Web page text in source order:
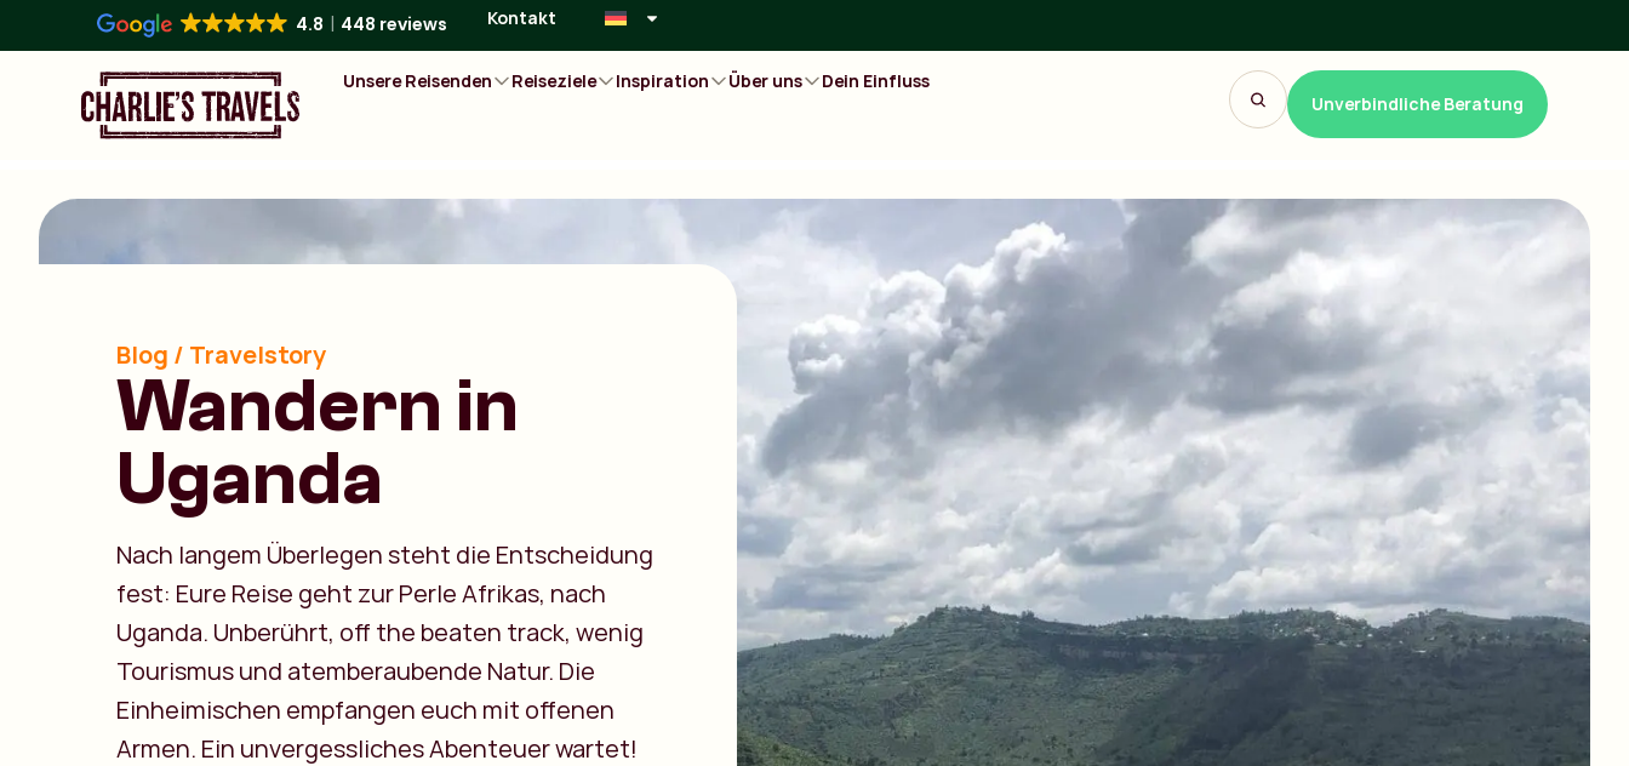
4.8 448 reviews Kontakt
Unsere Reisenden Reiseziele Inspiration Über uns
Dein Einfluss
Unverbindliche Beratung
Blog / Travelstory
Wandern in
Uganda
Nach langem Überlegen steht die Entscheidung
fest: Eure Reise geht zur Perle Afrikas, nach
Uganda. Unberührt, off the beaten track, wenig
Tourismus und atemberaubende Natur. Die
Einheimischen empfangen euch mit offenen
Armen. Ein unvergessliches Abenteuer wartet!